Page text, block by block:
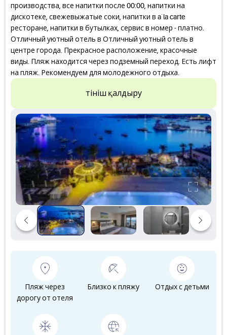
производства, все напитки после 00:00, напитки на
дискотеке, свежевыжатые соки, напитки в a`la carte
ресторане, напитки в бутылках, сервис в номер - платно.
Отличный уютный отель в Отличный уютный отель в
центре города. Прекрасное расположение, красочные
виды. Пляж находится через подземный переход. Есть лифт
на пляж. Рекомендуем для молодежного отдыха.
Өтініш қалдыру
Пляж через
дорогу от отеля
Близко к пляжу Отдых с детьми